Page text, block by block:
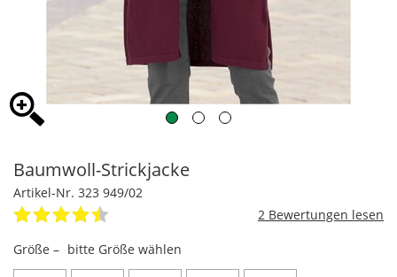
Baumwoll-Strickjacke
Artikel-Nr. 323 949/02
2
Größe – bitte Größe wählen